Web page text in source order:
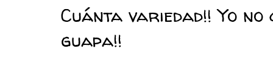
Cuánta variedad!! Yo
guapa!!